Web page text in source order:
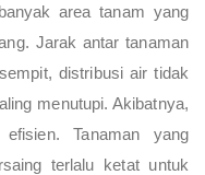
area tanam yang
Jarak antar tanaman
distribusi air tidak
menutupi. Akibatnya,
Tanaman yang
terlalu ketat untuk